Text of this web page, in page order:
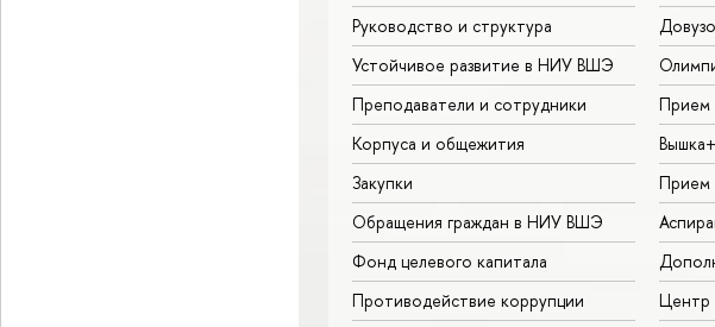
Руководство и структура
Устойчивое развитие в НИУ ВШЭ
Преподаватели и сотрудники
Корпуса и общежития
Закупки
Обращения граждан в НИУ ВШЭ
Фонд целевого капитала
Противодействие коррупции
Прием
Вышка+
Прием
Центр